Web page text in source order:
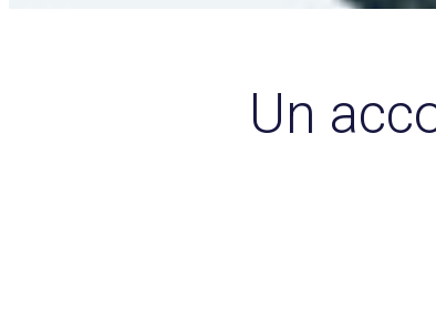
Un